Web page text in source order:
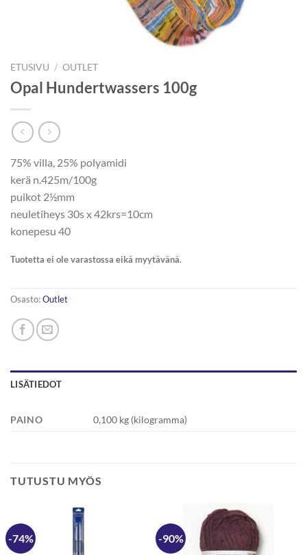
ETUSIVU / OUTLET
Opal Hundertwassers 100g
75% villa, 25% polyamidi
kerä n.425m/100g
puikot 2½mm
neuletiheys 30s x 42krs=10cm
konepesu 40
Tuotetta ei ole varastossa eikä myytävänä.
Osasto:Outlet
LISÄTIEDOT
PAINO 0,100 kg (kilogramma)
TUTUSTU MYÖS
-74% -90%